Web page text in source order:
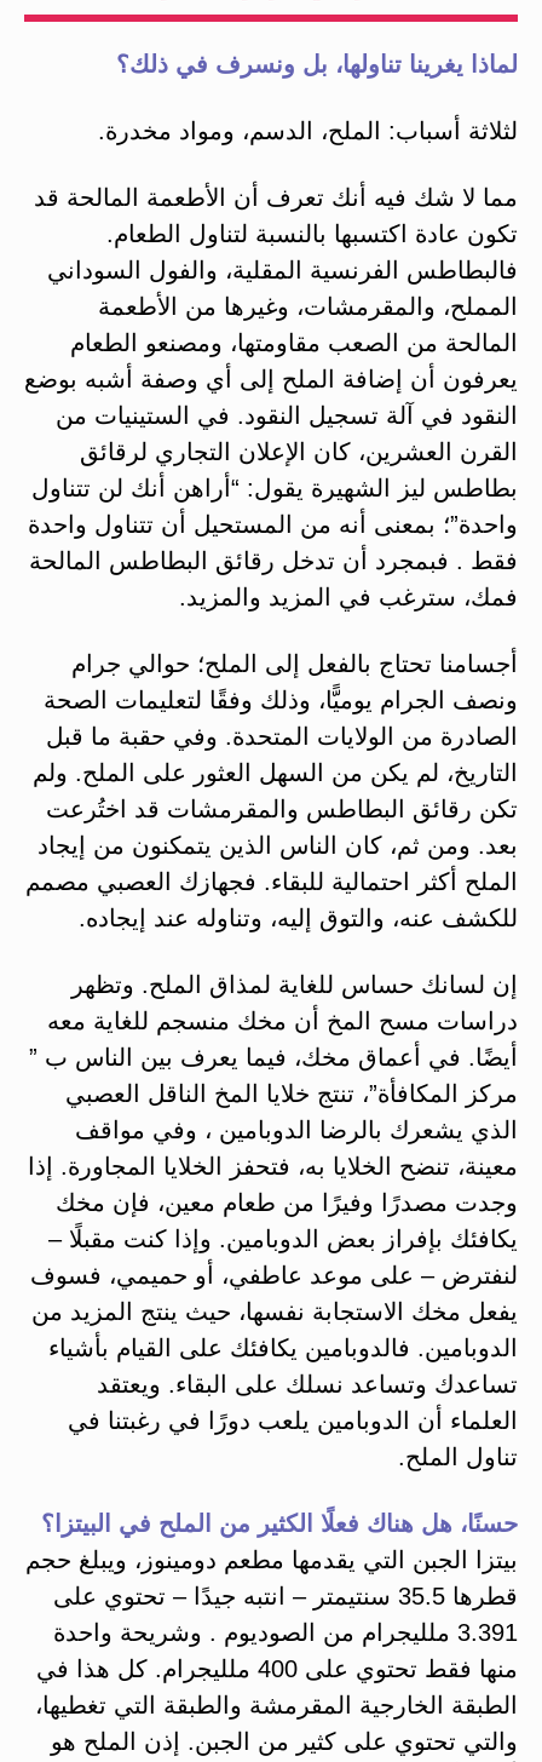
لماذا يغرينا تناولها، بل ونسرف في ذلك؟
لثلاثة أسباب: الملح، الدسم، ومواد مخدرة.
مما لا شك فيه أنك تعرف أن الأطعمة المالحة قد
تكون عادة اكتسبها بالنسبة لتناول الطعام.
فالبطاطس الفرنسية المقلية، والفول السوداني
المملح، والمقرمشات، وغيرها من الأطعمة
المالحة من الصعب مقاومتها، ومصنعو الطعام
يعرفون أن إضافة الملح إلى أي وصفة أشبه بوضع
النقود في آلة تسجيل النقود. في الستينيات من
القرن العشرين، كان الإعلان التجاري لرقائق
بطاطس ليز الشهيرة يقول: “أراهن أنك لن تتناول
واحدة”؛ بمعنى أنه من المستحيل أن تتناول واحدة
فقط . فبمجرد أن تدخل رقائق البطاطس المالحة
فمك، سترغب في المزيد والمزيد.
أجسامنا تحتاج بالفعل إلى الملح؛ حوالي جرام
ونصف الجرام يوميًّا، وذلك وفقًا لتعليمات الصحة
الصادرة من الولايات المتحدة. وفي حقبة ما قبل
التاريخ، لم يكن من السهل العثور على الملح. ولم
تكن رقائق البطاطس والمقرمشات قد اختُرعت
بعد. ومن ثم، كان الناس الذين يتمكنون من إيجاد
الملح أكثر احتمالية للبقاء. فجهازك العصبي مصمم
للكشف عنه، والتوق إليه، وتناوله عند إيجاده.
إن لسانك حساس للغاية لمذاق الملح. وتظهر
دراسات مسح المخ أن مخك منسجم للغاية معه
أيضًا. في أعماق مخك، فيما يعرف بين الناس ب ”
مركز المكافأة”، تنتج خلايا المخ الناقل العصبي
الذي يشعرك بالرضا الدوبامين ، وفي مواقف
معينة، تنضح الخلايا به، فتحفز الخلايا المجاورة. إذا
وجدت مصدرًا وفيرًا من طعام معين، فإن مخك
يكافئك بإفراز بعض الدوبامين. وإذا كنت مقبلًا –
لنفترض – على موعد عاطفي، أو حميمي، فسوف
يفعل مخك الاستجابة نفسها، حيث ينتج المزيد من
الدوبامين. فالدوبامين يكافئك على القيام بأشياء
تساعدك وتساعد نسلك على البقاء. ويعتقد
العلماء أن الدوبامين يلعب دورًا في رغبتنا في
تناول الملح.
حسنًا، هل هناك فعلًا الكثير من الملح في البيتزا؟
بيتزا الجبن التي يقدمها مطعم دومينوز، ويبلغ حجم
قطرها 35.5 سنتيمتر – انتبه جيدًا – تحتوي على
3.391 ملليجرام من الصوديوم . وشريحة واحدة
منها فقط تحتوي على 400 ملليجرام. كل هذا في
الطبقة الخارجية المقرمشة والطبقة التي تغطيها،
والتي تحتوي على كثير من الجبن. إذن الملح هو